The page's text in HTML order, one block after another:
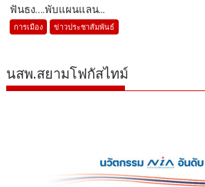
ฟันธง….พับแผนแลน...
การเมือง ข่าวประชาสัมพันธ์
นสพ.สยามโฟกัสไทม์